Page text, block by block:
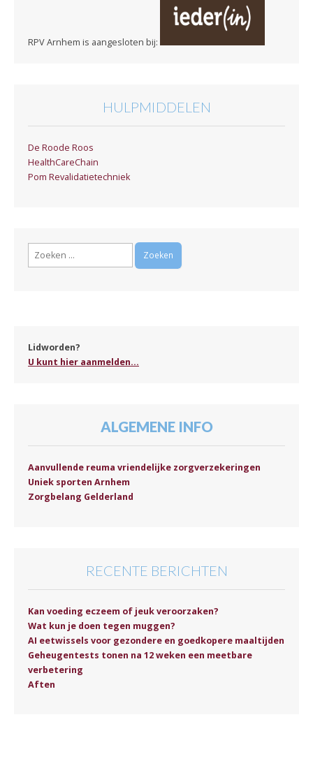
RPV Arnhem is aangesloten bij:
HULPMIDDELEN
De Roode Roos
HealthCareChain
Pom Revalidatietechniek
Zoeken
Lidworden?
U kunt hier aanmelden...
ALGEMENE INFO
Aanvullende reuma vriendelijke zorgverzekeringen
Uniek sporten Arnhem
Zorgbelang Gelderland
RECENTE BERICHTEN
Kan voeding eczeem of jeuk veroorzaken?
Wat kun je doen tegen muggen?
AI eetwissels voor gezondere en goedkopere maaltijden
Geheugentests tonen na 12 weken een meetbare
verbetering
Aften